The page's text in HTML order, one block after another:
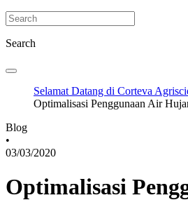
Search
Selamat Datang di Corteva
Optimalisasi Penggunaan Air
Blog
•
03/03/2020
Optimalisasi